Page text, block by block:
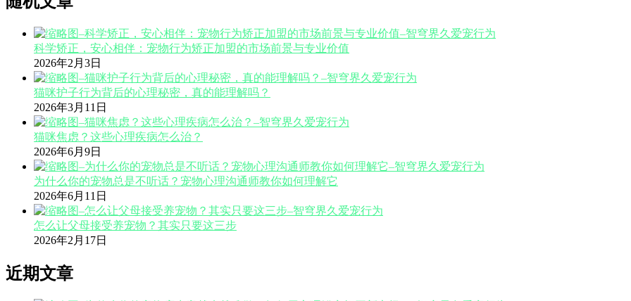
科学矫正，安心相伴：宠物行为矫正加盟的市场前景与专业价值
2026年2月3日
猫咪护子行为背后的心理秘密，真的能理解吗？
2026年3月11日
猫咪焦虑？这些心理疾病怎么治？
2026年6月9日
为什么你的宠物总是不听话？宠物心理沟通师教你如何理解它
2026年6月11日
怎么让父母接受养宠物？其实只要这三步
2026年2月17日
近期文章